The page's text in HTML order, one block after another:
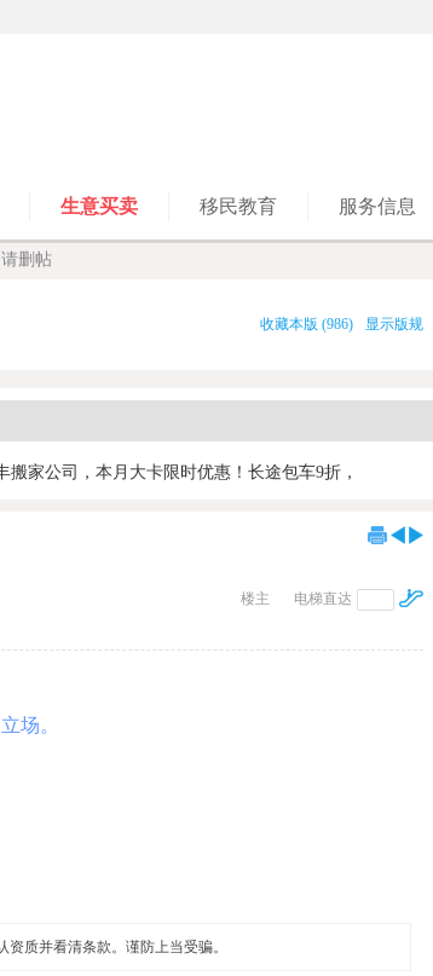
生意买卖 移民教育 服务信息
删帖
显示版规
收藏本版 (986)
搬家公司，本月大卡限时优惠！长途包车9折，
电梯直达
楼主
场。
质并看清条款。谨防上当受骗。